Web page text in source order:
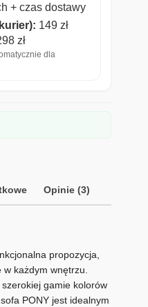
+ czas dostawy
149 zł
zł
dla
Opinie (3)
propozycja,
w każdym wnętrzu.
gamie kolorów
PONY jest idealnym